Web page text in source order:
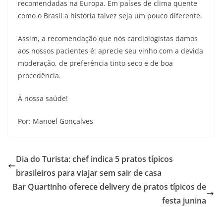
recomendadas na Europa. Em países de clima quente
como o Brasil a história talvez seja um pouco diferente.
Assim, a recomendação que nós cardiologistas damos
aos nossos pacientes é: aprecie seu vinho com a devida
moderação, de preferência tinto seco e de boa
procedência.
À nossa saúde!
Por: Manoel Gonçalves
Dia do Turista: chef indica 5 pratos típicos
brasileiros para viajar sem sair de casa
Bar Quartinho oferece delivery de pratos típicos de
festa junina